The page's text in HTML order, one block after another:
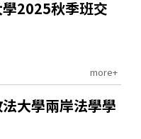
學2025秋季班交
more+
法大學兩岸法學學